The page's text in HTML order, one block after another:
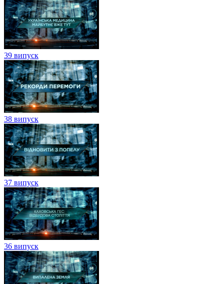
39 випуск
38 випуск
37 випуск
36 випуск